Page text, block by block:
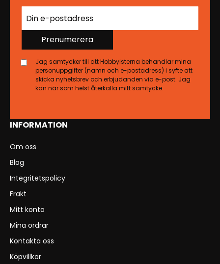
INFORMATION
Om oss
Blog
Integritetspolicy
Frakt
Mitt konto
Mina ordrar
Kontakta oss
Köpvillkor
Prenumerera
Jag samtycker till att Hobbyisterna behandlar mina
personuppgifter (namn och e-postadress) i syfte att
skicka nyhetsbrev och erbjudanden via e-post. Jag
kan när som helst återkalla mitt samtycke.